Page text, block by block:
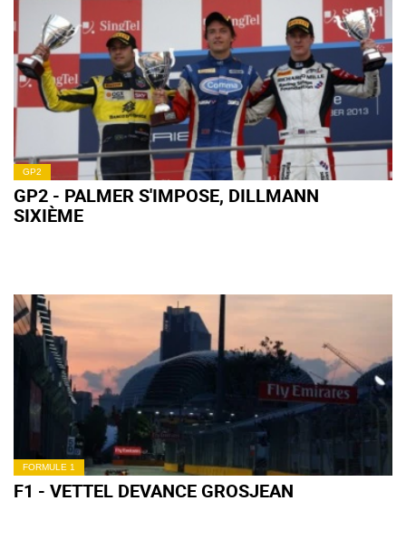
GP2
GP2 - PALMER S'IMPOSE, DILLMANN
SIXIÈME
FORMULE 1
F1 - VETTEL DEVANCE GROSJEAN